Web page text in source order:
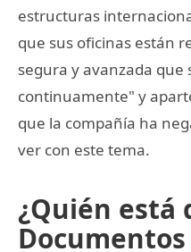
estructuras
que sus oficinas están
segura y avanzada que
continuamente" y
que la compañía ha
ver con este tema.
¿Quién está